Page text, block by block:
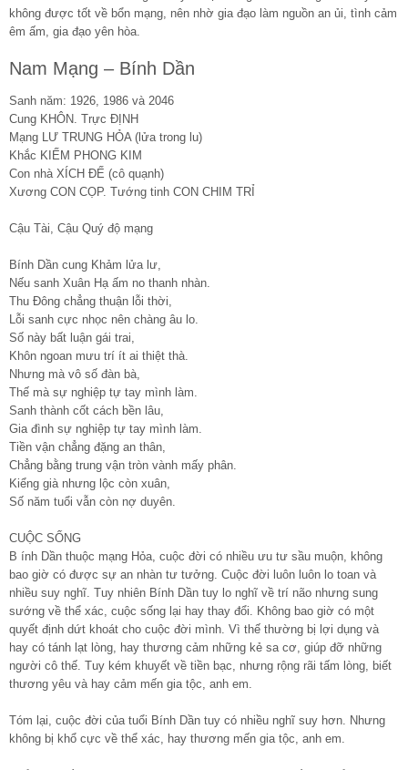
không được tốt về bổn mạng, nên nhờ gia đạo làm nguồn an ủi, tình cảm
êm ấm, gia đạo yên hòa.
Nam Mạng – Bính Dần
Sanh năm: 1926, 1986 và 2046
Cung KHÔN. Trực ĐỊNH
Mạng LƯ TRUNG HỎA (lửa trong lu)
Khắc KIẾM PHONG KIM
Con nhà XÍCH ĐẾ (cô quạnh)
Xương CON CỌP. Tướng tinh CON CHIM TRỈ
Cậu Tài, Cậu Quý độ mạng
Bính Dần cung Khảm lửa lư,
Nếu sanh Xuân Hạ ấm no thanh nhàn.
Thu Đông chẳng thuận lỗi thời,
Lỗi sanh cực nhọc nên chàng âu lo.
Số này bất luận gái trai,
Khôn ngoan mưu trí ít ai thiệt thà.
Nhưng mà vô số đàn bà,
Thế mà sự nghiệp tự tay mình làm.
Sanh thành cốt cách bền lâu,
Gia đình sự nghiệp tự tay mình làm.
Tiền vận chẳng đặng an thân,
Chẳng bằng trung vận tròn vành mấy phân.
Kiểng già nhưng lộc còn xuân,
Số năm tuổi vẫn còn nợ duyên.
CUỘC SỐNG
B ính Dần thuộc mạng Hỏa, cuộc đời có nhiều ưu tư sầu muộn, không
bao giờ có được sự an nhàn tư tưởng. Cuộc đời luôn luôn lo toan và
nhiều suy nghĩ. Tuy nhiên Bính Dần tuy lo nghĩ về trí não nhưng sung
sướng về thể xác, cuộc sống lại hay thay đổi. Không bao giờ có một
quyết định dứt khoát cho cuộc đời mình. Vì thế thường bị lợi dụng và
hay có tánh lạt lòng, hay thương cảm những kẻ sa cơ, giúp đỡ những
người cô thế. Tuy kém khuyết về tiền bạc, nhưng rộng rãi tấm lòng, biết
thương yêu và hay cảm mến gia tộc, anh em.
Tóm lại, cuộc đời của tuổi Bính Dần tuy có nhiều nghĩ suy hơn. Nhưng
không bị khổ cực về thể xác, hay thương mến gia tộc, anh em.